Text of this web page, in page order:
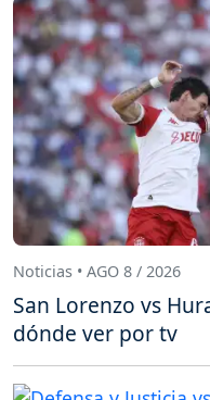
Noticias • AGO 8 / 2026
San Lorenzo vs
dónde ver por tv